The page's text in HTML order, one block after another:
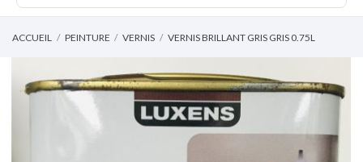
ACCUEIL PEINTURE VERNIS VERNIS BRILLANT GRIS GRIS 0.75L